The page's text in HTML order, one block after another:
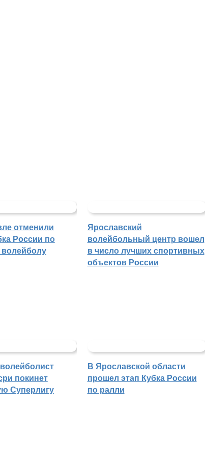
отменили
России по
Ярославский
волейбольный центр вошел
в число лучших спортивных
объектов России
покинет
Суперлигу
В Ярославской области
прошел этап Кубка России
по ралли